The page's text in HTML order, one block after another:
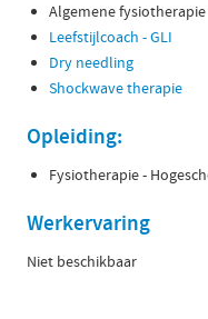
Algemene fysiotherapie
Leefstijlcoach - GLI
Dry needling
Shockwave therapie
Opleiding:
Fysiotherapie -
Werkervaring
Niet beschikbaar